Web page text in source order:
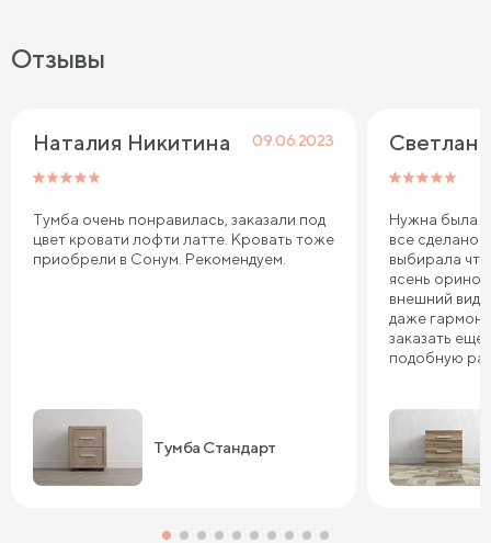
Отзывы
Наталия Никитина 09.06.2023
Тумба очень понравилась, заказали под
цвет кровати лофти латте. Кровать тоже
приобрели в Сонум. Рекомендуем.
Тумба Стандарт
Светлана
Нужна была
все сделано
выбирала
ясень
внешний вид
даже
заказать еще
подобную